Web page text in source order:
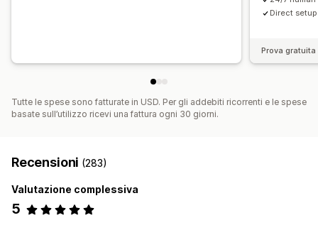
Direct
Prova
Tutte le spese sono fatturate in USD. Per gli addebiti ricorrenti e le spese
basate sull’utilizzo ricevi una fattura ogni 30 giorni.
Recensioni (283)
Valutazione complessiva
5